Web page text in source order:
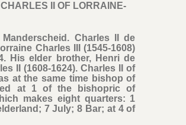
II OF LORRAINE-
Charles II de
Charles III (1545-1608)
His elder brother, Henri de
II (1608-1624). Charles II of
at the same time bishop of
at 1 of the bishopric of
makes eight quarters: 1
7 July; 8 Bar; at 4 of